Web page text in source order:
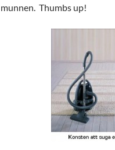
munnen. Thumbs up!